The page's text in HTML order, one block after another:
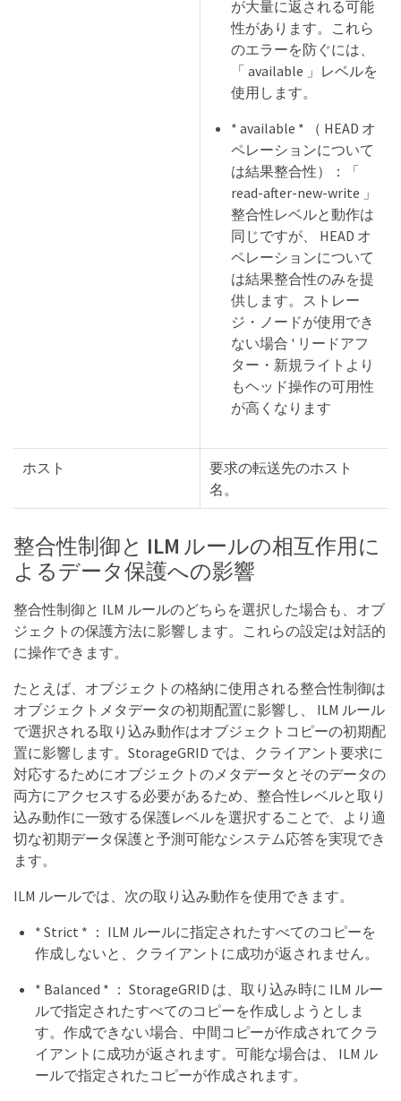
が大量に返される可能
性があります。これら
のエラーを防ぐには、
「 available 」レベルを
使用します。
* available * （ HEAD オ
ペレーションについて
は結果整合性）：「
read-after-new-write 」
整合性レベルと動作は
同じですが、 HEAD オ
ペレーションについて
は結果整合性のみを提
供します。ストレー
ジ・ノードが使用でき
ない場合 ' リードアフ
ター・新規ライトより
もヘッド操作の可用性
が高くなります
ホスト
要求の転送先のホスト
名。
整合性制御と ILM ルールの相互作用に
よるデータ保護への影響
整合性制御と ILM ルールのどちらを選択した場合も、オブ
ジェクトの保護方法に影響します。これらの設定は対話的
に操作できます。
たとえば、オブジェクトの格納に使用される整合性制御は
オブジェクトメタデータの初期配置に影響し、 ILM ルール
で選択される取り込み動作はオブジェクトコピーの初期配
置に影響します。StorageGRID では、クライアント要求に
対応するためにオブジェクトのメタデータとそのデータの
両方にアクセスする必要があるため、整合性レベルと取り
込み動作に一致する保護レベルを選択することで、より適
切な初期データ保護と予測可能なシステム応答を実現でき
ます。
ILM ルールでは、次の取り込み動作を使用できます。
* Strict * ： ILM ルールに指定されたすべてのコピーを
作成しないと、クライアントに成功が返されません。
* Balanced * ： StorageGRID は、取り込み時に ILM ルー
ルで指定されたすべてのコピーを作成しようとしま
す。作成できない場合、中間コピーが作成されてクラ
イアントに成功が返されます。可能な場合は、 ILM ル
ールで指定されたコピーが作成されます。